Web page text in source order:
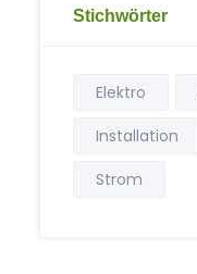
Stichwörter
Elektro
Installation
Strom